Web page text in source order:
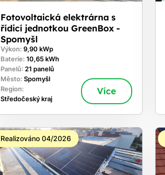
Fotovoltaická elektrárna s
řídicí jednotkou GreenBox -
Spomyšl
Výkon: 9,90 kWp
Baterie: 10,65 kWh
Panelů: 21 panelů
Město: Spomyšl
Region:
Středočeský kraj
Více
Realizováno 04/2026